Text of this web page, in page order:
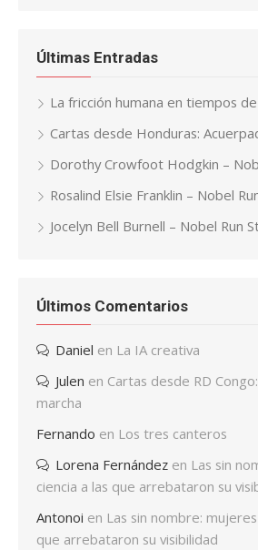
Últimas Entradas
La fricción humana en tiempos
Cartas desde Honduras:
Dorothy Crowfoot Hodgkin –
Rosalind Elsie Franklin – Nobel
Jocelyn Bell Burnell – Nobel Run
Últimos Comentarios
Daniel en La IA creativa
Julen en Cartas desde RD
marcha
Fernando en Los tres canteros
Lorena Fernández en Las sin
ciencia a las que arrebataron su
Antonoi en Las sin nombre:
que arrebataron su visibilidad